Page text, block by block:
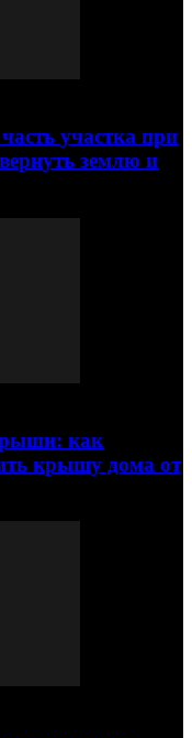
участка при
землю и
как
крышу дома от